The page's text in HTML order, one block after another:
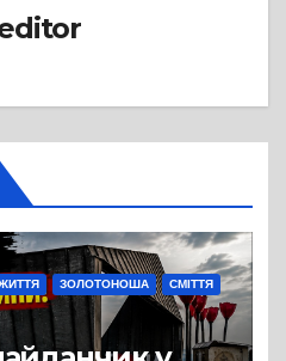
ЗОЛОТОНОША СМІТТЯ